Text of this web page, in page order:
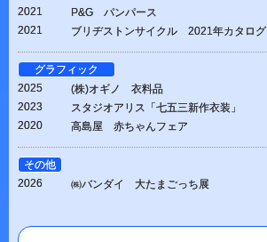
2021
P&G パンパース
2021
ブリヂストンサイクル 2021年カタログ
グラフィック
2025
(株)オギノ 衣料品
2023
スタジオアリス「七五三新作衣装」
2020
高島屋 赤ちゃんフェア
その他
2026
㈱バンダイ 大たまごっち展